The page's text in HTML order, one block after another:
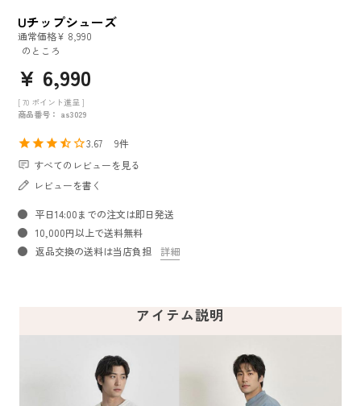
Uチップシューズ
通常価格¥ 8,990
のところ
¥ 6,990
[ 70 ポイント進呈 ]
商品番号
as3029
3.67
9
すべてのレビューを見る
レビューを書く
平日14:00までの注文は即日発送
10,000円以上で送料無料
返品交換の送料は当店負担
詳細
アイテム説明